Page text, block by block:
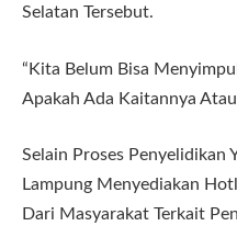
Selatan Tersebut.
“Kita Belum Bisa
Apakah Ada Kaitannya
Selain Proses Penyelidikan
Lampung Menyediakan
Dari Masyarakat Terkait